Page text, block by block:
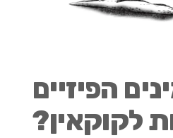
הפיזיים
לקוקאין?